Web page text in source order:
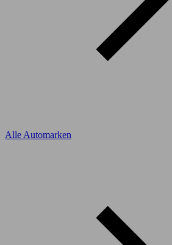
Alle Automarken